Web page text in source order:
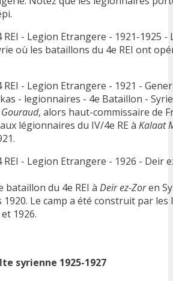
où les bataillons du 4e REI ont
Gouraud, alors haut-commissaire de
légionnaires du IV/4e RE à Kalaat
bataillon du 4e REI à Deir ez-Zoren
1920. Le camp a été construit par
1926.
syrienne 1925-1927